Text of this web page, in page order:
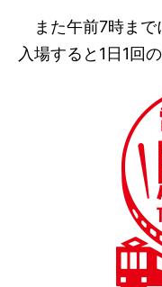
また午前7時まで
入場すると1日1回